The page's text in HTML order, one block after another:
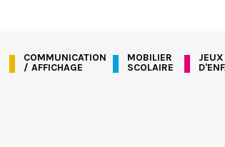
COMMUNICATION
/ AFFICHAGE
MOBILIER
SCOLAIRE
JEUX